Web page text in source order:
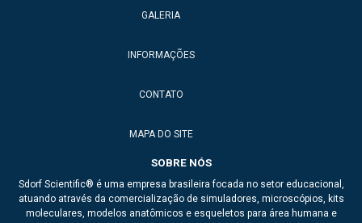
Esqueleto de animais para ensino
Esqueleto de ave
GALERIA
INFORMAÇÕES
CONTATO
MAPA DO SITE
SOBRE NÓS
Sdorf Scientific® é uma empresa brasileira focada no setor educacional,
atuando através da comercialização de simuladores, microscópios, kits
moleculares, modelos anatômicos e esqueletos para área humana e